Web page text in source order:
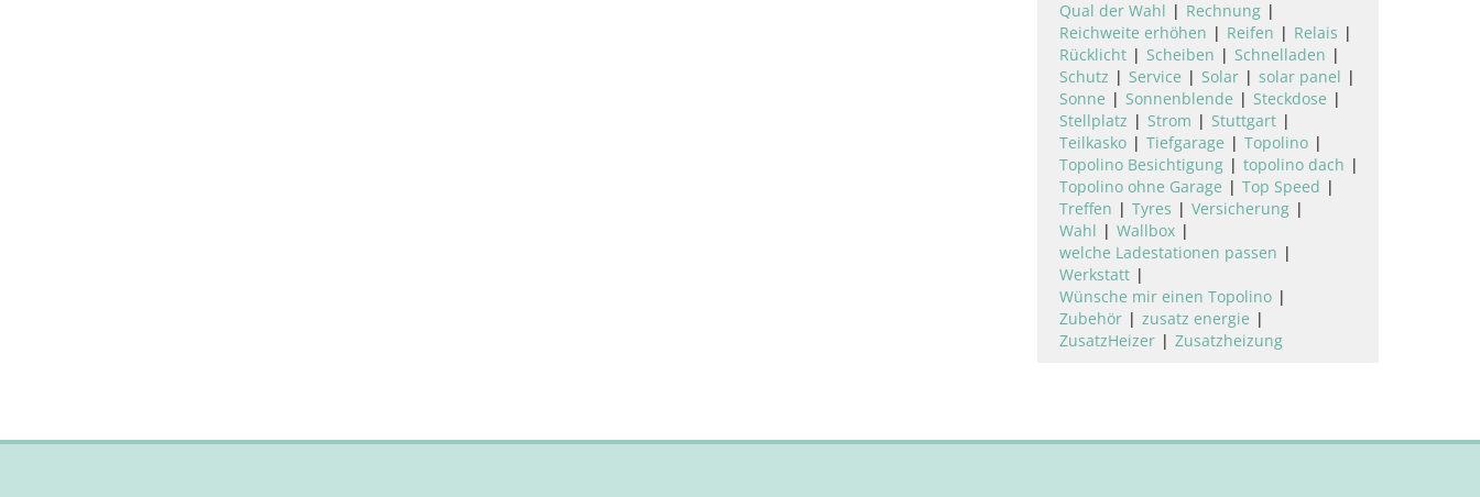
Qual der Wahl
Rechnung
Reichweite erhöhen
Reifen
Relais
Rücklicht
Scheiben
Schnelladen
Schutz
Service Solar
solar panel
Sonne
Sonnenblende
Steckdose
Stellplatz
Strom
Stuttgart
Teilkasko
Tiefgarage
Topolino
Topolino Besichtigung
topolino dach
Topolino ohne Garage
Top Speed
Treffen
Tyres
Versicherung
Wahl
Wallbox
welche Ladestationen passen
Werkstatt
Wünsche mir einen Topolino
Zubehör
zusatz energie
ZusatzHeizer
Zusatzheizung